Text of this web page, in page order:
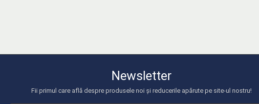
Newsletter
Fii primul care află despre produsele noi și reducerile apărute pe site-ul nostru!